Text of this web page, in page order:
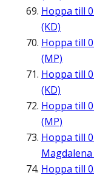
Hoppa till
(KD)
Hoppa till
(MP)
Hoppa till
(KD)
Hoppa till
(MP)
Hoppa till
Hoppa till